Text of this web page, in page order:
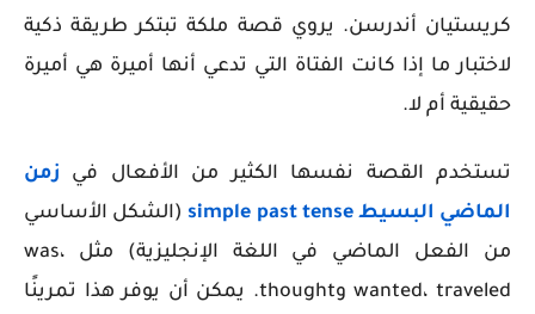
كريستيان أندرسن. يروي قصة ملكة تبتكر طريقة ذكية
لاختبار ما إذا كانت الفتاة التي تدعي أنها أميرة هي أميرة
حقيقية أم لا.
تستخدم القصة نفسها الكثير من الأفعال في زمن
الماضي البسيط simple past tense
(الشكل الأساسي
من الفعل الماضي في اللغة الإنجليزية) مثل was،
wanted، traveled وthought. يمكن أن يوفر هذا تمرينًا